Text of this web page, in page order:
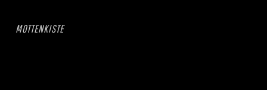
MOTTENKISTE